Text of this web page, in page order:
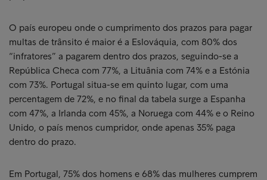
O país europeu onde o cumprimento dos prazos para pagar
multas de trânsito é maior é a Eslováquia, com 80% dos
“infratores” a pagarem dentro dos prazos, seguindo-se a
República Checa com 77%, a Lituânia com 74% e a Estónia
com 73%. Portugal situa-se em quinto lugar, com uma
percentagem de 72%, e no final da tabela surge a Espanha
com 47%, a Irlanda com 45%, a Noruega com 44% e o Reino
Unido, o país menos cumpridor, onde apenas 35% paga
dentro do prazo.
Em Portugal, 75% dos homens e 68% das mulheres cumprem